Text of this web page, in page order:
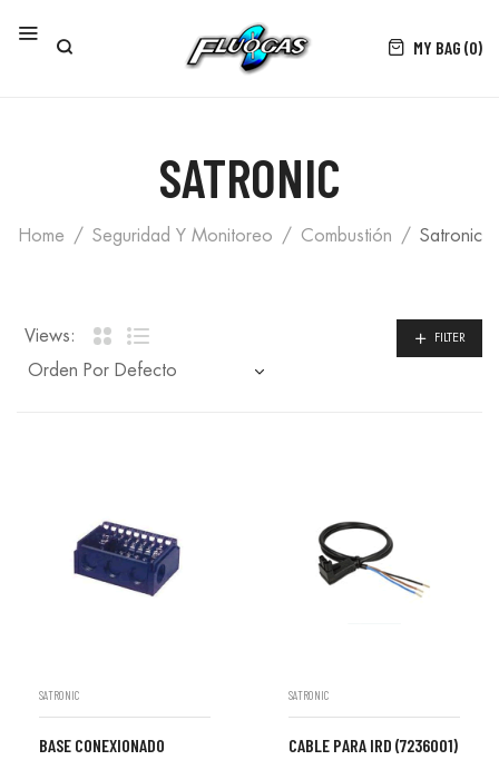
MY BAG (0)
SATRONIC
Home Seguridad Y Monitoreo Combustión Satronic
Views: FILTER
SATRONIC
BASE CONEXIONADO
SATRONIC
CABLE PARA IRD (7236001)